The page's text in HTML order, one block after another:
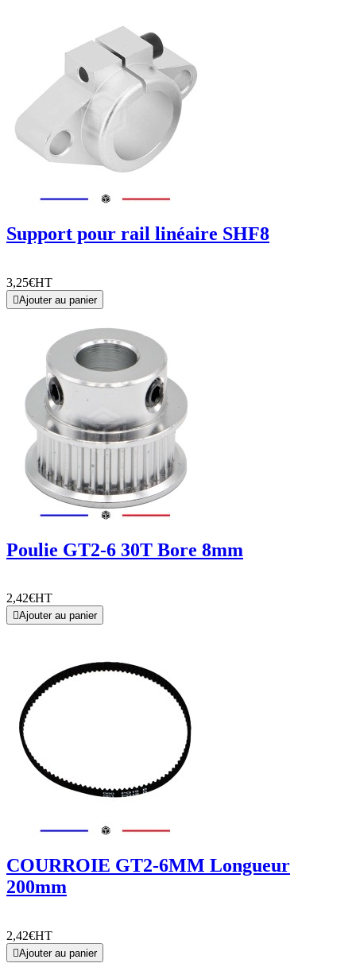
Support pour rail linéaire SHF8
3,25€HT
Ajouter au panier
Poulie GT2-6 30T Bore 8mm
2,42€HT
Ajouter au panier
COURROIE GT2-6MM Longueur
200mm
2,42€HT
Ajouter au panier